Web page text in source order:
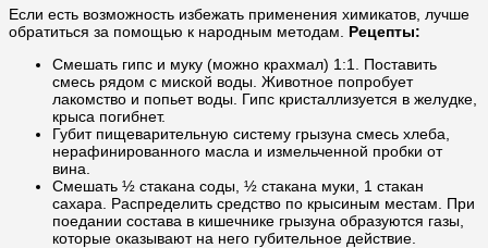
Если есть возможность избежать применения химикатов, лучше
обратиться за помощью к народным методам. Рецепты:
Смешать гипс и муку (можно крахмал) 1:1. Поставить
смесь рядом с миской воды. Животное попробует
лакомство и попьет воды. Гипс кристаллизуется в желудке,
крыса погибнет.
Губит пищеварительную систему грызуна смесь хлеба,
нерафинированного масла и измельченной пробки от
вина.
Смешать ½ стакана соды, ½ стакана муки, 1 стакан
сахара. Распределить средство по крысиным местам. При
поедании состава в кишечнике грызуна образуются газы,
которые оказывают на него губительное действие.